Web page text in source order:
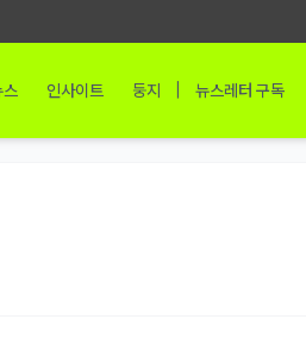
스 인사이트 둥지 뉴스레터 구독